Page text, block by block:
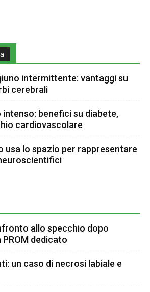
intermittente: vantaggi su
cerebrali
benefici su diabete,
cardiovascolare
usa lo spazio per rappresentare
allo specchio dopo
dedicato
un caso di necrosi labiale e